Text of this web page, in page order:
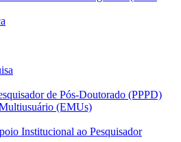
de Pós-Doutorado (PPPD)
(EMUs)
Institucional ao Pesquisador